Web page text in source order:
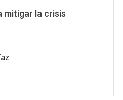
mitigar la crisis